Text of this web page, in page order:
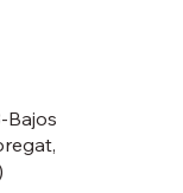
Bajos